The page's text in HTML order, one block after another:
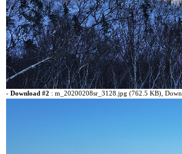
- Download #2 : m_20200208sr_3128.jpg (762.5 KB),